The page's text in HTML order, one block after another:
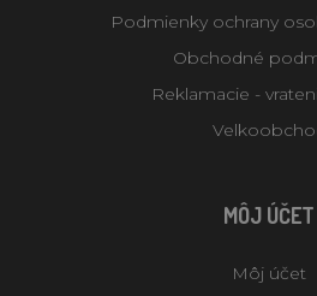
Podmienky ochrany
Obchodné
Reklamacie -
MÔJ ÚČET
Môj účet